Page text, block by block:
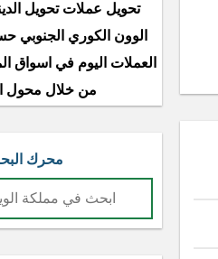
تحويل عملات تحويل
الوون الكوري
العملات اليوم في اسواق
من خلال محول
محرك